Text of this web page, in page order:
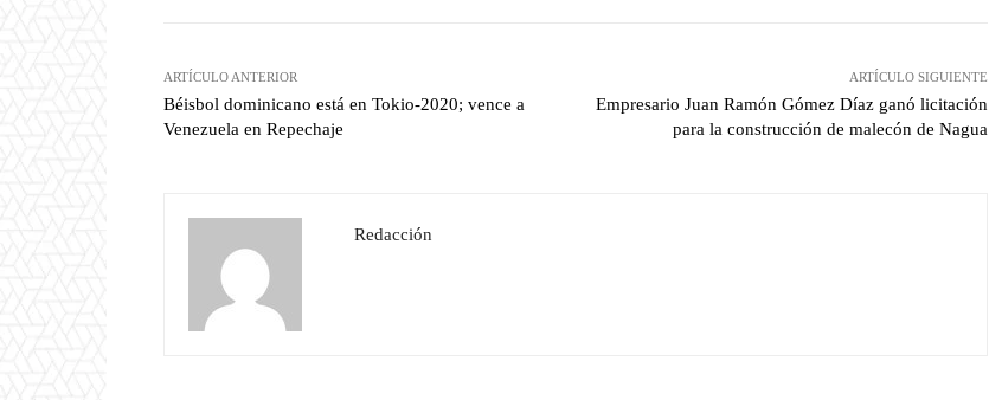
ARTÍCULO ANTERIOR
Béisbol dominicano está en Tokio-2020; vence a
Venezuela en Repechaje
ARTÍCULO SIGUIENTE
Empresario Juan Ramón Gómez Díaz ganó licitación
para la construcción de malecón de Nagua
Redacción